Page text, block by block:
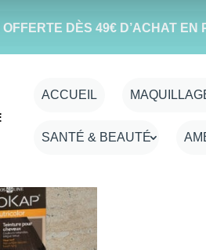
OFFERTE DÈS 49€ D’ACHAT EN
ACCUEIL
SANTÉ & BEAUTÉ
Couleur-nutricolor / 6.0 Blond
tabac -